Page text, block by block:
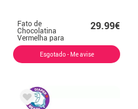
Fato de
Chocolatina
Vermelha para
adulto
29.99€
Esgotado - Me avise